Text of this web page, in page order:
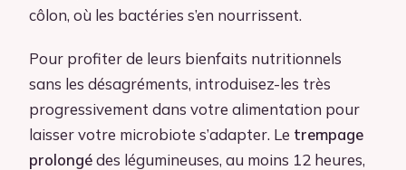
côlon, où les bactéries s’en nourrissent.
Pour profiter de leurs bienfaits nutritionnels
sans les désagréments, introduisez-les très
progressivement dans votre alimentation pour
laisser votre microbiote s’adapter. Le trempage
prolongédes légumineuses, au moins 12 heures,